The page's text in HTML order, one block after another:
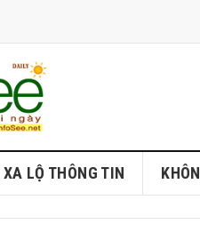
XA LỘ THÔNG TIN